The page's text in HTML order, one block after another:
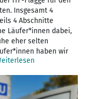
Insgesamt 4
4 Abschnitte
Läufer*innen dabei,
eher selten
haben wir